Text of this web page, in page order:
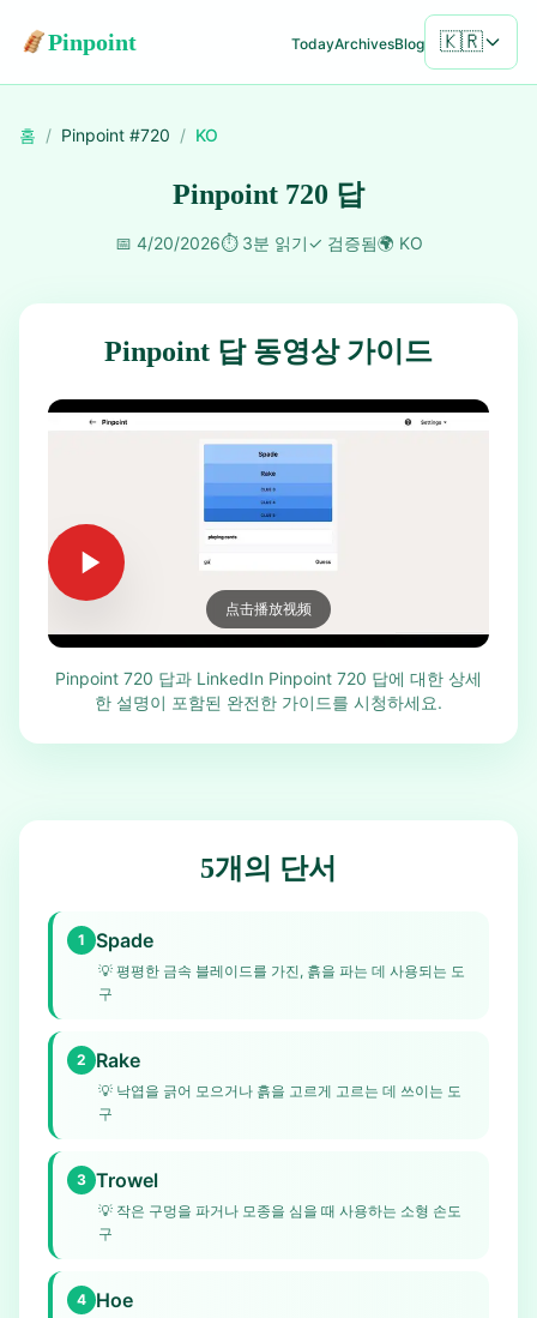
Pinpoint TodayArchivesBlog 🇰🇷
홈 / Pinpoint #720 / KO
Pinpoint 720 답
📅 4/20/2026⏱️ 3분 읽기✓ 검증됨🌍 KO
Pinpoint 답 동영상 가이드
点击播放视频
Pinpoint 720 답과 LinkedIn Pinpoint 720 답에 대한 상세
한 설명이 포함된 완전한 가이드를 시청하세요.
5개의 단서
1 Spade
💡 평평한 금속 블레이드를 가진, 흙을 파는 데 사용되는 도
구
2 Rake
💡 낙엽을 긁어 모으거나 흙을 고르게 고르는 데 쓰이는 도
구
3 Trowel
💡 작은 구멍을 파거나 모종을 심을 때 사용하는 소형 손도
구
4 Hoe